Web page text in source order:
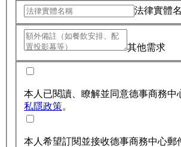
法律實體
其他需求
本人已閱讀、瞭解並同意德事商務中
私隱政策。
本人希望訂閱並接收德事商務中心郵